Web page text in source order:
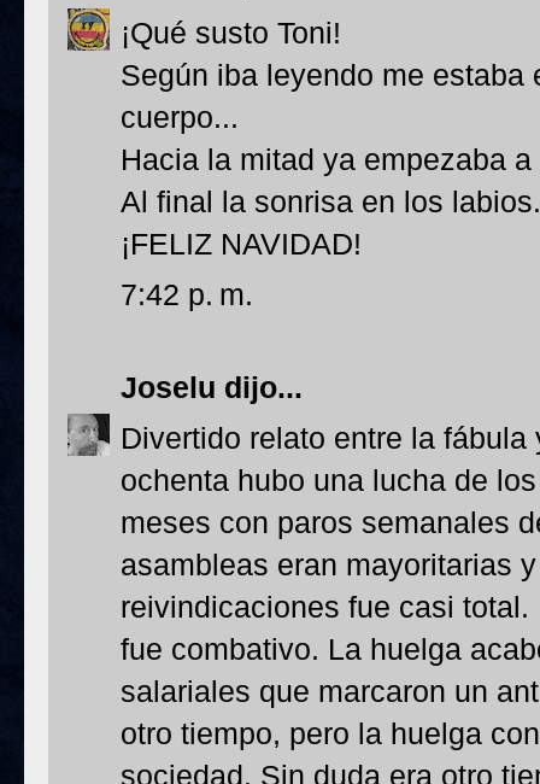
¡Qué susto Toni!
Según iba leyendo me estaba
cuerpo...
Hacia la mitad ya empezaba
Al final la sonrisa en los
¡FELIZ NAVIDAD!
7:42 p. m.
Joselu dijo...
Divertido relato entre la
ochenta hubo una lucha de
meses con paros semanales
asambleas eran mayoritarias
reivindicaciones fue casi
fue combativo. La huelga
salariales que marcaron un
otro tiempo, pero la huelga
sociedad. Sin duda era otro